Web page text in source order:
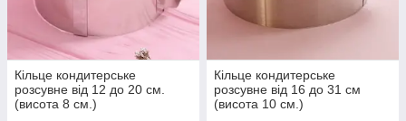
Кільце кондитерське
розсувне від 12 до 20 см.
(висота 8 см.)
Кільце кондитерське
розсувне від 16 до 31 см
(висота 10 см.)